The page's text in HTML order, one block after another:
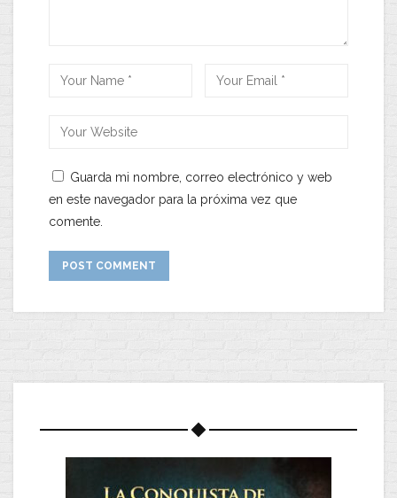
Guarda mi nombre, correo electrónico y web
en este navegador para la próxima vez que
comente.